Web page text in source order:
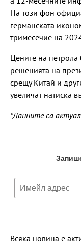
На този фон
германската
тримесечие на
Цените на петрола
решенията на
срещу Китай и
увеличат натиска
*Данните са
Всяка новина е